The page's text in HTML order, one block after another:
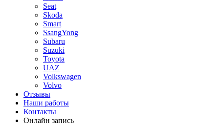
Seat
Skoda
Smart
SsangYong
Subaru
Suzuki
Toyota
UAZ
Volkswagen
Volvo
Отзывы
Наши работы
Контакты
Онлайн запись